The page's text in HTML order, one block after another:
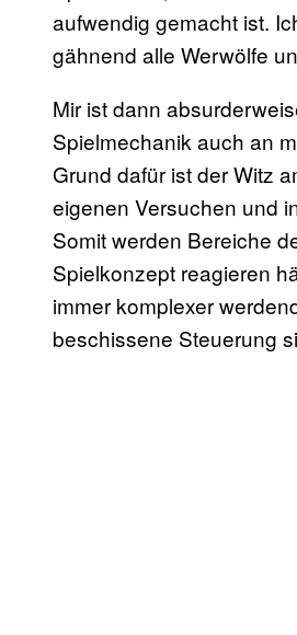
aufwendig gemacht ist.
gähnend alle Werwölfe
Mir ist dann
Spielmechanik auch an
Grund dafür ist der Witz
eigenen Versuchen und
Somit werden Bereiche
Spielkonzept reagieren
immer komplexer
beschissene Steuerung